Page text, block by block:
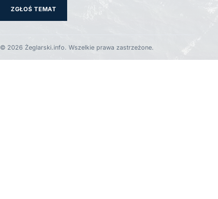
ZGŁOŚ TEMAT
© 2026 Żeglarski.info. Wszelkie prawa zastrzeżone.